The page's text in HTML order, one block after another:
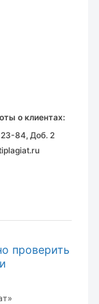
о клиентах:
23-84, Доб. 2